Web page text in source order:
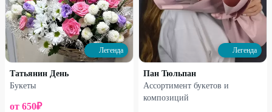
Легенда
Татьянин День
Букеты
от 650₽
Легенда
Пан Тюльпан
Ассортимент букетов и
композиций